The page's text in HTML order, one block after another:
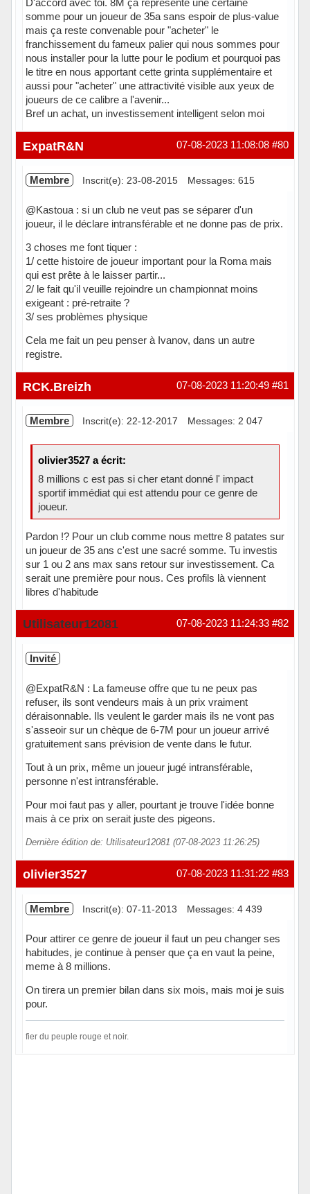
D'accord avec toi. 8M ça représente une certaine
somme pour un joueur de 35a sans espoir de plus-value
mais ça reste convenable pour "acheter" le
franchissement du fameux palier qui nous sommes pour
nous installer pour la lutte pour le podium et pourquoi pas
le titre en nous apportant cette grinta supplémentaire et
aussi pour "acheter" une attractivité visible aux yeux de
joueurs de ce calibre a l'avenir...
Bref un achat, un investissement intelligent selon moi
Hors ligne #80
07-08-2023 11:08:08
ExpatR&N
Membre Inscrit(e): 23-08-2015 Messages: 615
@Kastoua : si un club ne veut pas se séparer d'un
joueur, il le déclare intransférable et ne donne pas de prix.
3 choses me font tiquer :
1/ cette histoire de joueur important pour la Roma mais
qui est prête à le laisser partir...
2/ le fait qu'il veuille rejoindre un championnat moins
exigeant : pré-retraite ?
3/ ses problèmes physique
Cela me fait un peu penser à Ivanov, dans un autre
registre.
Hors ligne #81
07-08-2023 11:20:49
RCK.Breizh
Membre Inscrit(e): 22-12-2017 Messages: 2 047
olivier3527 a écrit:
8 millions c est pas si cher etant donné l' impact
sportif immédiat qui est attendu pour ce genre de
joueur.
Pardon !? Pour un club comme nous mettre 8 patates sur
un joueur de 35 ans c'est une sacré somme. Tu investis
sur 1 ou 2 ans max sans retour sur investissement. Ca
serait une première pour nous. Ces profils là viennent
libres d'habitude
Hors ligne #82
07-08-2023 11:24:33
Utilisateur12081
Invité
@ExpatR&N : La fameuse offre que tu ne peux pas
refuser, ils sont vendeurs mais à un prix vraiment
déraisonnable. Ils veulent le garder mais ils ne vont pas
s'asseoir sur un chèque de 6-7M pour un joueur arrivé
gratuitement sans prévision de vente dans le futur.
Tout à un prix, même un joueur jugé intransférable,
personne n'est intransférable.
Pour moi faut pas y aller, pourtant je trouve l'idée bonne
mais à ce prix on serait juste des pigeons.
Dernière édition de: Utilisateur12081 (07-08-2023 11:26:25)
#83
07-08-2023 11:31:22
olivier3527
Membre Inscrit(e): 07-11-2013 Messages: 4 439
Pour attirer ce genre de joueur il faut un peu changer ses
habitudes, je continue à penser que ça en vaut la peine,
meme à 8 millions.
On tirera un premier bilan dans six mois, mais moi je suis
pour.
fier du peuple rouge et noir.